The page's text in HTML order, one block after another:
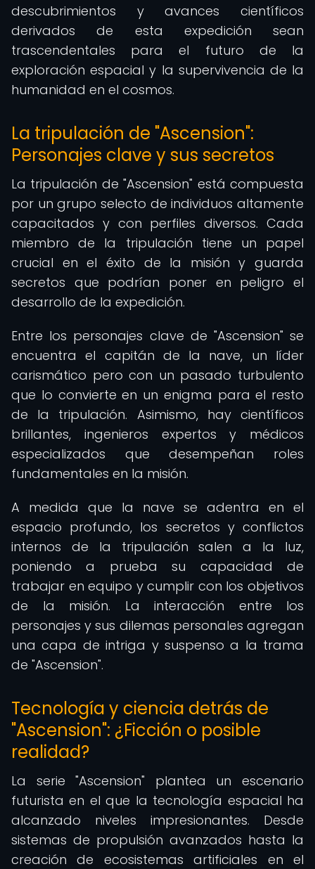
descubrimientos y avances científicos
derivados de esta expedición sean
trascendentales para el futuro de la
exploración espacial y la supervivencia de la
humanidad en el cosmos.
La tripulación de "Ascension":
Personajes clave y sus secretos
La tripulación de "Ascension" está compuesta
por un grupo selecto de individuos altamente
capacitados y con perfiles diversos. Cada
miembro de la tripulación tiene un papel
crucial en el éxito de la misión y guarda
secretos que podrían poner en peligro el
desarrollo de la expedición.
Entre los personajes clave de "Ascension" se
encuentra el capitán de la nave, un líder
carismático pero con un pasado turbulento
que lo convierte en un enigma para el resto
de la tripulación. Asimismo, hay científicos
brillantes, ingenieros expertos y médicos
especializados que desempeñan roles
fundamentales en la misión.
A medida que la nave se adentra en el
espacio profundo, los secretos y conflictos
internos de la tripulación salen a la luz,
poniendo a prueba su capacidad de
trabajar en equipo y cumplir con los objetivos
de la misión. La interacción entre los
personajes y sus dilemas personales agregan
una capa de intriga y suspenso a la trama
de "Ascension".
Tecnología y ciencia detrás de
"Ascension": ¿Ficción o posible
realidad?
La serie "Ascension" plantea un escenario
futurista en el que la tecnología espacial ha
alcanzado niveles impresionantes. Desde
sistemas de propulsión avanzados hasta la
creación de ecosistemas artificiales en el